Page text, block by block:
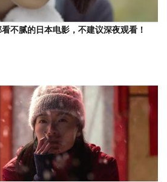
不腻的日本电影，不建议深夜观看！